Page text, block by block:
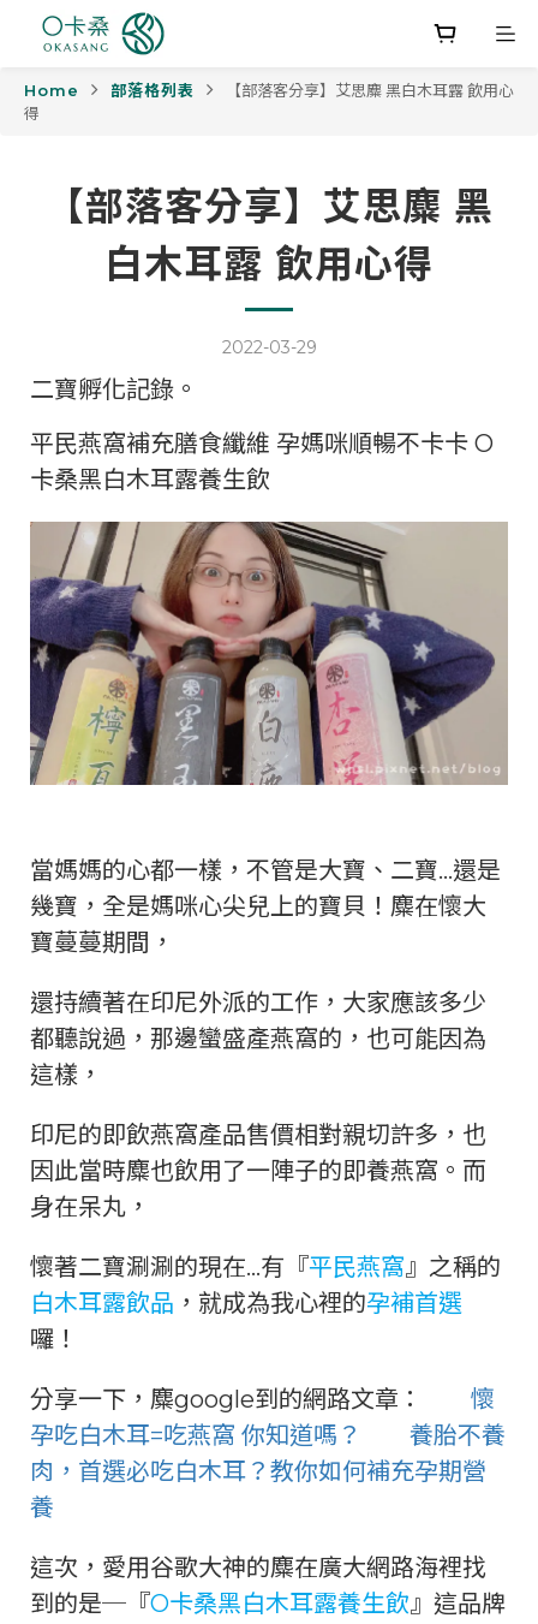
Home 部落格列表
【部落客分享】艾思麋 黑白木耳露 飲用心
得
【部落客分享】艾思麋 黑
白木耳露 飲用心得
2022-03-29
二寶孵化記錄。
平民燕窩補充膳食纖維 孕媽咪順暢不卡卡 O
卡桑黑白木耳露養生飲
當媽媽的心都一樣，不管是大寶、二寶…還是
幾寶，全是媽咪心尖兒上的寶貝！麋在懷大
寶蔓蔓期間，
還持續著在印尼外派的工作，大家應該多少
都聽說過，那邊蠻盛產燕窩的，也可能因為
這樣，
印尼的即飲燕窩產品售價相對親切許多，也
因此當時麋也飲用了一陣子的即養燕窩。而
身在呆丸，
懷著二寶涮涮的現在…有『平民燕窩』之稱的
白木耳露飲品 ，就成為我心裡的孕補首選
囉！
分享一下，麋google到的網路文章： 懷
孕吃白木耳=吃燕窩 你知道嗎？
養胎不養
肉，首選必吃白木耳？教你如何補充孕期營
養
這次，愛用谷歌大神的麋在廣大網路海裡找
到的是─『O卡桑黑白木耳露養生飲』這品牌